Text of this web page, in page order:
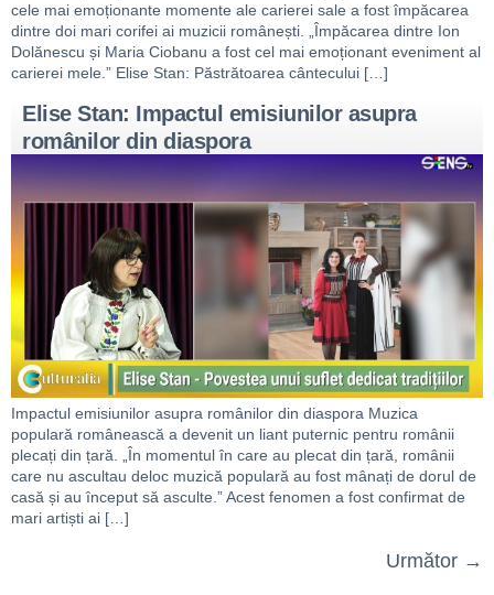
cele mai emoționante momente ale carierei sale a fost împăcarea
dintre doi mari corifei ai muzicii românești. „Împăcarea dintre Ion
Dolănescu și Maria Ciobanu a fost cel mai emoționant eveniment al
carierei mele.” Elise Stan: Păstrătoarea cântecului […]
Elise Stan: Impactul emisiunilor asupra
românilor din diaspora
Impactul emisiunilor asupra românilor din diaspora Muzica
populară românească a devenit un liant puternic pentru românii
plecați din țară. „În momentul în care au plecat din țară, românii
care nu ascultau deloc muzică populară au fost mânați de dorul de
casă și au început să asculte.” Acest fenomen a fost confirmat de
mari artiști ai […]
Următor →